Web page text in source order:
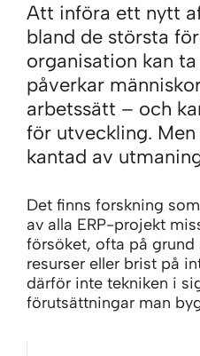
Att införa ett nytt
bland de största
organisation kan
påverkar
arbetssätt – och
för utveckling.
kantad av
Det finns forskning
av alla ERP-projekt
försöket, ofta på grund
resurser eller brist på
därför inte tekniken i
förutsättningar man